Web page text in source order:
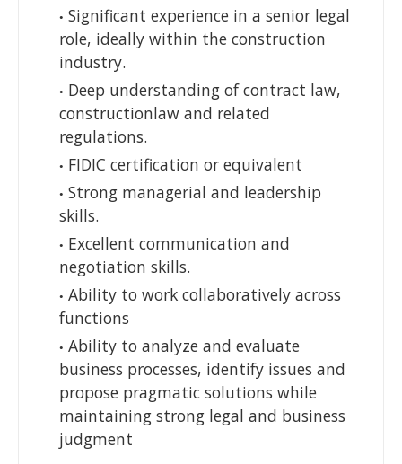
Significant experience in a senior legal
role, ideally within the construction
industry.
Deep understanding of contract law,
constructionlaw and related
regulations.
FIDIC certification or equivalent
Strong managerial and leadership
skills.
Excellent communication and
negotiation skills.
Ability to work collaboratively across
functions
Ability to analyze and evaluate
business processes, identify issues and
propose pragmatic solutions while
maintaining strong legal and business
judgment